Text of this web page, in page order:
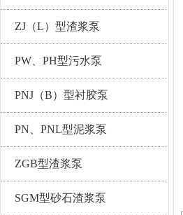
ZJ（L）型渣浆泵
PW、PH型污水泵
PNJ（B）型衬胶泵
PN、PNL型泥浆泵
ZGB型渣浆泵
SGM型砂石渣浆泵